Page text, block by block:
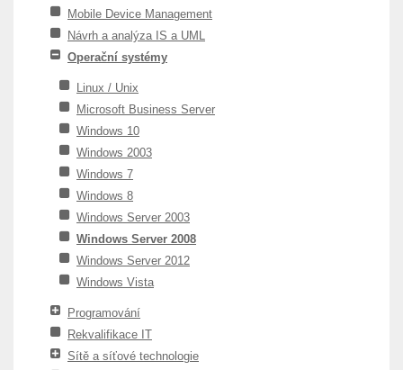
Mobile Device Management
Návrh a analýza IS a UML
Operační systémy
Linux / Unix
Microsoft Business Server
Windows 10
Windows 2003
Windows 7
Windows 8
Windows Server 2003
Windows Server 2008
Windows Server 2012
Windows Vista
Programování
Rekvalifikace IT
Sítě a síťové technologie